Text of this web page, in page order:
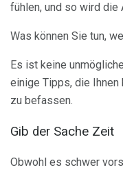
fühlen, und so wird die
Was können Sie tun,
Es ist keine
einige Tipps, die
zu befassen.
Gib der Sache Zeit
Obwohl es schwer